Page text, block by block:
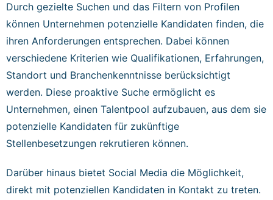
Durch gezielte Suchen und das Filtern von Profilen
können Unternehmen potenzielle Kandidaten finden, die
ihren Anforderungen entsprechen. Dabei können
verschiedene Kriterien wie Qualifikationen, Erfahrungen,
Standort und Branchenkenntnisse berücksichtigt
werden. Diese proaktive Suche ermöglicht es
Unternehmen, einen Talentpool aufzubauen, aus dem sie
potenzielle Kandidaten für zukünftige
Stellenbesetzungen rekrutieren können.
Darüber hinaus bietet Social Media die Möglichkeit,
direkt mit potenziellen Kandidaten in Kontakt zu treten.